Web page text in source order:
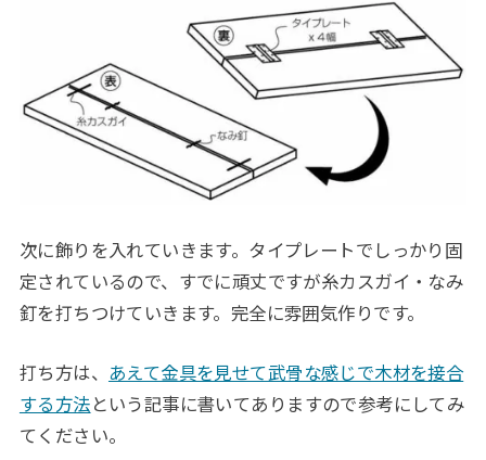
次に飾りを入れていきます。タイプレートでしっかり固
定されているので、すでに頑丈ですが糸カスガイ・なみ
釘を打ちつけていきます。完全に雰囲気作りです。
打ち方は、 あえて金具を見せて武骨な感じで木材を接合
する方法という記事に書いてありますので参考にしてみ
てください。